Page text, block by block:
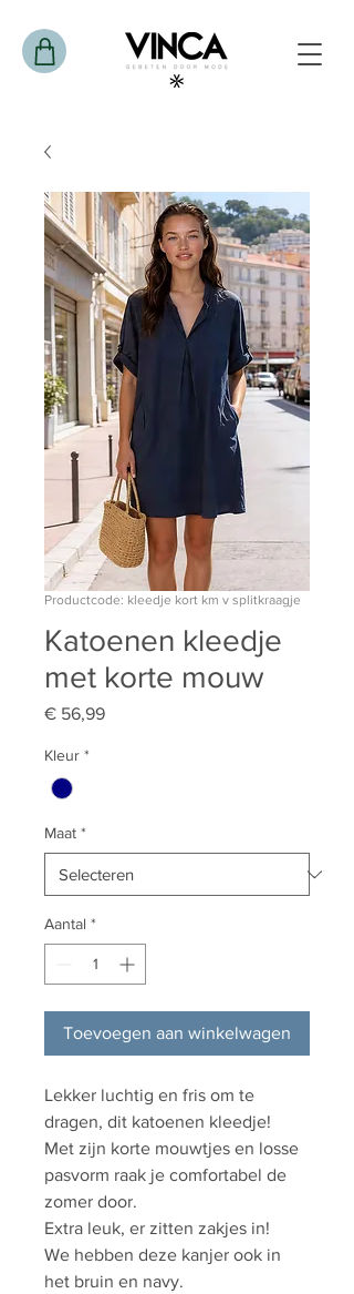
Productcode: kleedje kort km v splitkraagje
Katoenen kleedje
met korte mouw
€ 56,99Prijs
Kleur *
Maat *
Aantal *
Toevoegen aan winkelwagen
Lekker luchtig en fris om te
dragen, dit katoenen kleedje!
Met zijn korte mouwtjes en losse
pasvorm raak je comfortabel de
zomer door.
Extra leuk, er zitten zakjes in!
We hebben deze kanjer ook in
het bruin en navy.